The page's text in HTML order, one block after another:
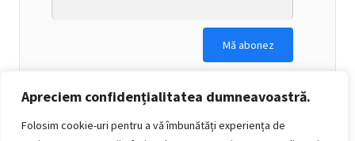
Apreciem confidențialitatea dumneavoastră.
Folosim cookie-uri pentru a vă îmbunătăți experiența de